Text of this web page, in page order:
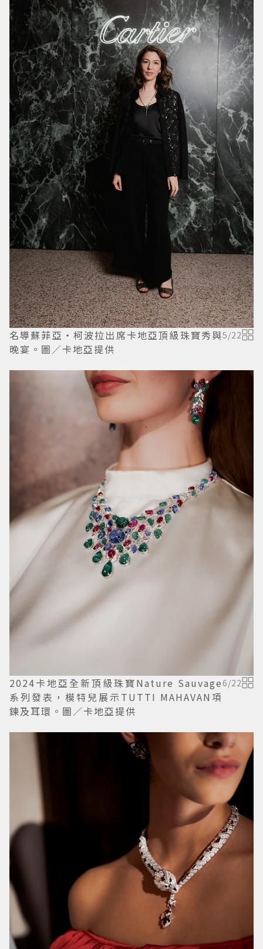
名導蘇菲亞・柯波拉出席卡地亞頂級珠寶秀與
晚宴。圖／卡地亞提供
5/22
2024卡地亞全新頂級珠寶Nature Sauvage
系列發表，模特兒展示TUTTI MAHAVAN項
鍊及耳環。圖／卡地亞提供
6/22